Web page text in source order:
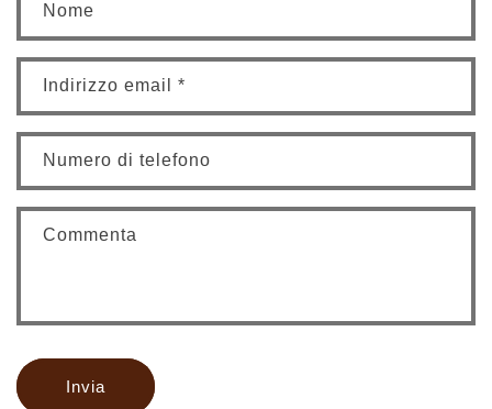
Nome
Indirizzo email *
Numero di telefono
Commenta
Invia